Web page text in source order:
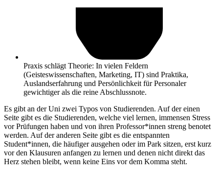
Praxis schlägt Theorie: In vielen Feldern
(Geisteswissenschaften, Marketing, IT) sind Praktika,
Auslandserfahrung und Persönlichkeit für Personaler
gewichtiger als die reine Abschlussnote.
Es gibt an der Uni zwei Typos von Studierenden. Auf der einen
Seite gibt es die Studierenden, welche viel lernen, immensen Stress
vor Prüfungen haben und von ihren Professor*innen streng benotet
werden. Auf der anderen Seite gibt es die entspannten
Student*innen, die häufiger ausgehen oder im Park sitzen, erst kurz
vor den Klausuren anfangen zu lernen und denen nicht direkt das
Herz stehen bleibt, wenn keine Eins vor dem Komma steht.